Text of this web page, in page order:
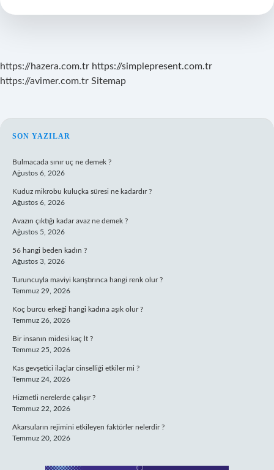
B
Parçaya
Denir
https://hazera.com.tr https://simplepresent.com.tr
https://avimer.com.tr Sitemap
SIDEBAR
SON YAZILAR
Bulmacada sınır uç ne demek ?
Ağustos 6, 2026
Kuduz mikrobu kuluçka süresi ne kadardır ?
Ağustos 6, 2026
Avazın çıktığı kadar avaz ne demek ?
Ağustos 5, 2026
56 hangi beden kadın ?
Ağustos 3, 2026
Turuncuyla maviyi karıştırınca hangi renk olur ?
Temmuz 29, 2026
Koç burcu erkeği hangi kadına aşık olur ?
Temmuz 26, 2026
Bir insanın midesi kaç lt ?
Temmuz 25, 2026
Kas gevşetici ilaçlar cinselliği etkiler mi ?
Temmuz 24, 2026
Hizmetli nerelerde çalışır ?
Temmuz 22, 2026
Akarsuların rejimini etkileyen faktörler nelerdir ?
Temmuz 20, 2026